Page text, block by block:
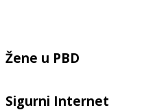
Žene u PBD
Sigurni Internet